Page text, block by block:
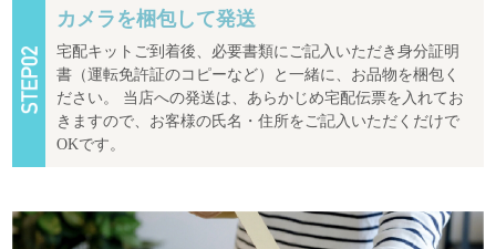
カメラを梱包して発送
宅配キットご到着後、必要書類にご記入いただき身分証明
書（運転免許証のコピーなど）と一緒に、お品物を梱包く
ださい。 当店への発送は、あらかじめ宅配伝票を入れてお
きますので、お客様の氏名・住所をご記入いただくだけで
OKです。